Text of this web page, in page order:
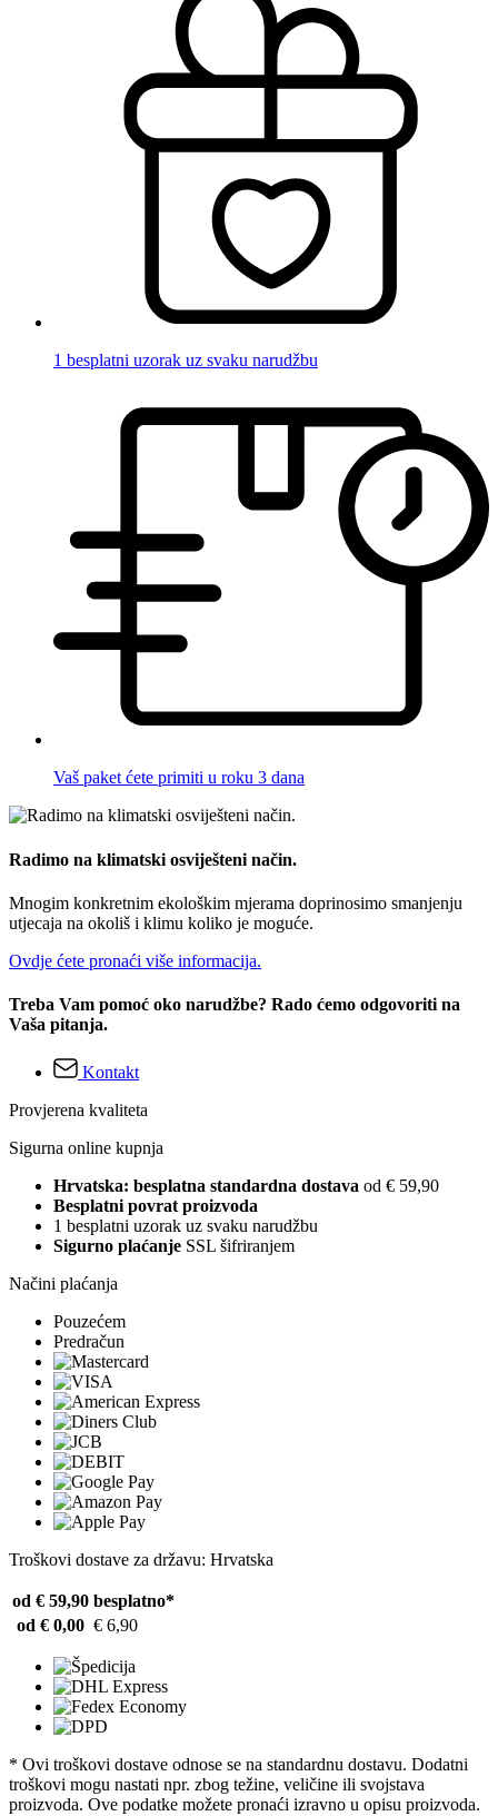
1 besplatni uzorak uz svaku narudžbu
Vaš paket ćete primiti u roku 3 dana
Radimo na klimatski osviješteni način.
Mnogim konkretnim ekološkim mjerama doprinosimo smanjenju
utjecaja na okoliš i klimu koliko je moguće.
Ovdje ćete pronaći više informacija.
Treba Vam pomoć oko narudžbe? Rado ćemo odgovoriti na
Vaša pitanja.
Kontakt
Provjerena kvaliteta
Sigurna online kupnja
Hrvatska: besplatna standardna dostava od € 59,90
Besplatni povrat proizvoda
1 besplatni uzorak uz svaku narudžbu
Sigurno plaćanje SSL šifriranjem
Načini plaćanja
Pouzećem
Predračun
Troškovi dostave za državu: Hrvatska
od € 59,90 besplatno*
od € 0,00 € 6,90
* Ovi troškovi dostave odnose se na standardnu ​​dostavu. Dodatni
troškovi mogu nastati npr. zbog težine, veličine ili svojstava
proizvoda. Ove podatke možete pronaći izravno u opisu proizvoda.